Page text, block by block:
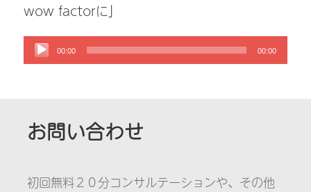
wow factorに」
00:00 00:00
お問い合わせ
初回無料２０分コンサルテーションや、その他